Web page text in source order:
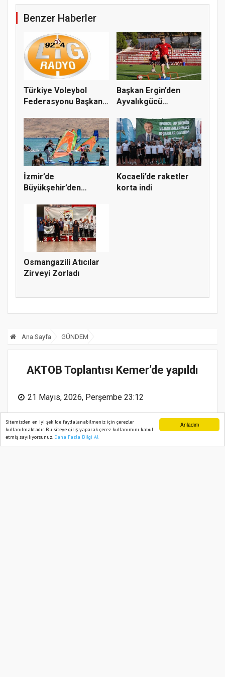
Anladım
Sitemizden en iyi şekilde faydalanabilmeniz için çerezler
kullanılmaktadır. Bu siteye giriş yaparak çerez kullanımını kabul
etmiş sayılıyorsunuz. Daha Fazla Bilgi Al
Benzer Haberler
Türkiye Voleybol
Federasyonu Başkanı
Başkan Ergin’den
Ayvalıkgücü
İzmir’de
Büyükşehir’den
deneyim...
Kocaeli’de raketler
korta indi
Osmangazili Atıcılar
Zirveyi Zorladı
Ana Sayfa GÜNDEM
AKTOB Toplantısı Kemer’de yapıldı
21 Mayıs, 2026, Perşembe 23:12
Ana Sayfa Web TV